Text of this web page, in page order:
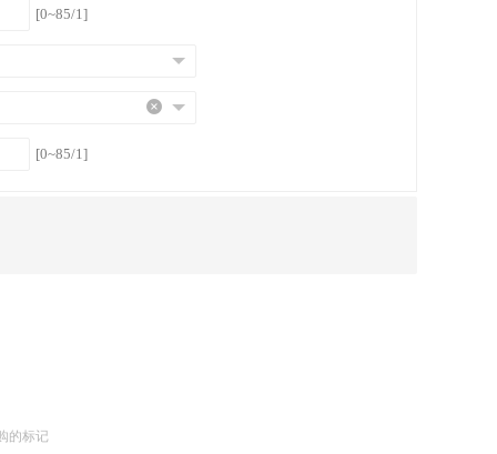
[0~85/1]
[0~85/1]
的标记